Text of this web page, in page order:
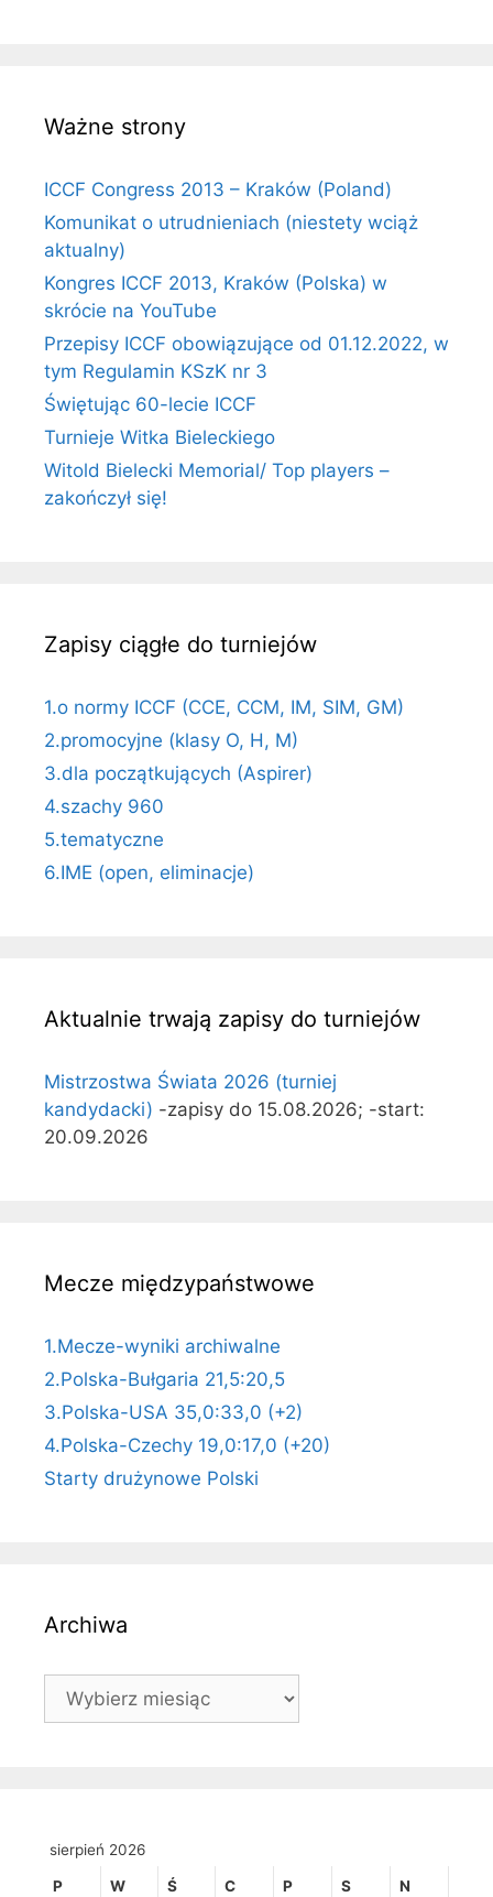
Ważne strony
ICCF Congress 2013 – Kraków (Poland)
Komunikat o utrudnieniach (niestety wciąż
aktualny)
Kongres ICCF 2013, Kraków (Polska) w
skrócie na YouTube
Przepisy ICCF obowiązujące od 01.12.2022, w
tym Regulamin KSzK nr 3
Świętując 60-lecie ICCF
Turnieje Witka Bieleckiego
Witold Bielecki Memorial/ Top players –
zakończył się!
Zapisy ciągłe do turniejów
1.o normy ICCF (CCE, CCM, IM, SIM, GM)
2.promocyjne (klasy O, H, M)
3.dla początkujących (Aspirer)
4.szachy 960
5.tematyczne
6.IME (open, eliminacje)
Aktualnie trwają zapisy do turniejów
Mistrzostwa Świata 2026 (turniej
kandydacki) -zapisy do 15.08.2026; -start:
20.09.2026
Mecze międzypaństwowe
1.Mecze-wyniki archiwalne
2.Polska-Bułgaria 21,5:20,5
3.Polska-USA 35,0:33,0 (+2)
4.Polska-Czechy 19,0:17,0 (+20)
Starty drużynowe Polski
Archiwa
Archiwa
sierpień 2026
P W Ś C P S N